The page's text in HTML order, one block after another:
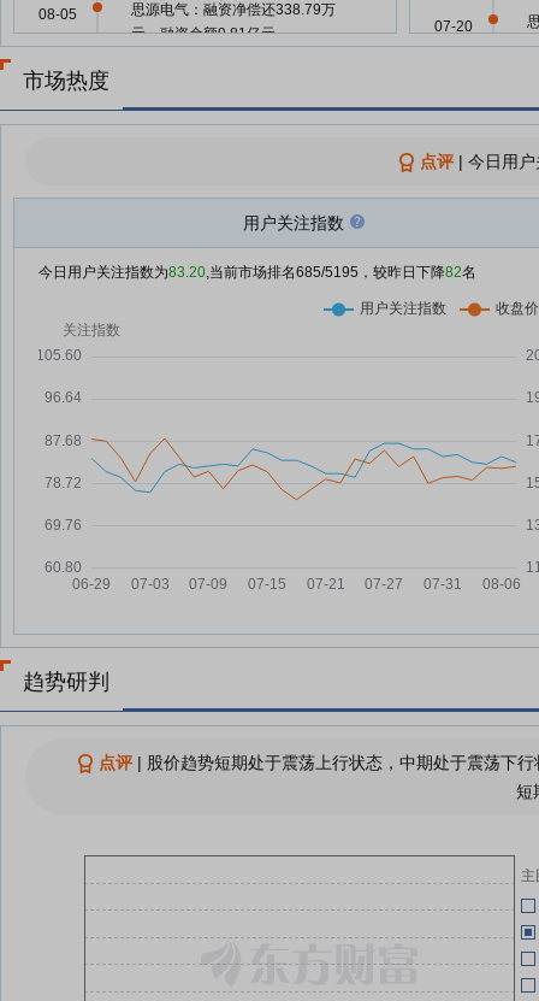
思源电气：融资净偿还338.79万
元，融资余额9.81亿元
08-05
08-04
外资机构密集调研A股公司
08-04
思源电气：融资净买入927.79万
速 多股业绩有望高增长(名单)
思源电气8月3日快速反弹
08-03
07-31
境外投资者持股比例超24%的股
思源电气7月31日开盘涨幅达5%
07-20
07-11
07-10
07-09
06-27
06-16
市场热度
点评| 今日用
用户关注指数
今日用户关注指数为83.20,当前市场排名685/5195，较昨日下降82名
趋势研判
点评| 股价趋势短期处于震荡上行状态，中期处于震荡下
短
主